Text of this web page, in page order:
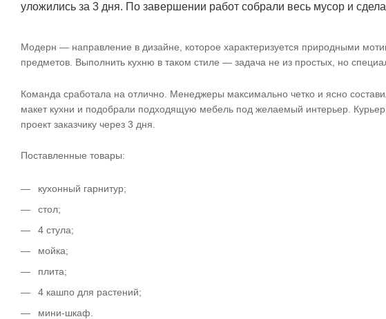
уложились за 3 дня. По завершении работ собрали весь мусор и
Модерн — направление в дизайне, которое характеризуется природными
предметов. Выполнить кухню в таком стиле — задача не из простых, но
Команда сработала на отлично. Менеджеры максимально четко и ясно
макет кухни и подобрали подходящую мебель под желаемый интерьер.
проект заказчику через 3 дня.
Поставленные товары:
кухонный гарнитур;
стол;
4 стула;
мойка;
плита;
4 кашпо для растений;
мини-шкаф.